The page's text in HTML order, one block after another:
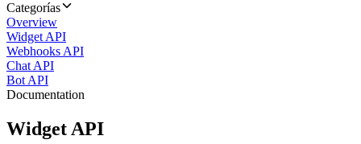
Categorías
Overview
Widget API
Webhooks API
Chat API
Bot API
Documentation
Widget API